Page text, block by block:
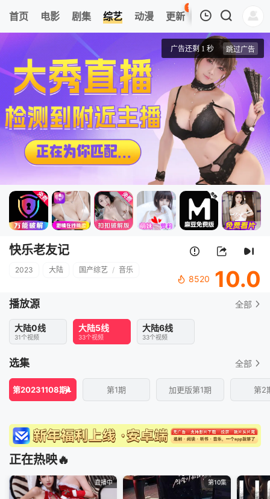
首页 电影 剧集 综艺 动漫 更新
97
热榜 APP
我的观影记录
第20231108期
快乐老友记
清空
快乐老友记
2023 大陆 国产综艺 / 音乐
8520 10.0
播放源 全部
大陆0线
31个视频
大陆5线
33个视频
大陆6线
33个视频
选集 全部
第20231108期 第1期 加更版第1期 第2
正在热映🔥
直播中 第10集